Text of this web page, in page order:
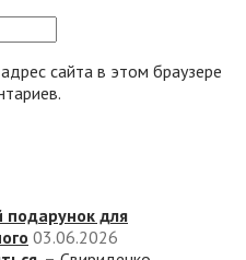
сайта в этом браузере
подарунок для
03.06.2026